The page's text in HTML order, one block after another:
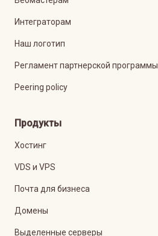
Интеграторам
Наш логотип
Регламент партнерской программы
Peering policy
Продукты
Хостинг
VDS и VPS
Почта для бизнеса
Домены
Выделенные серверы